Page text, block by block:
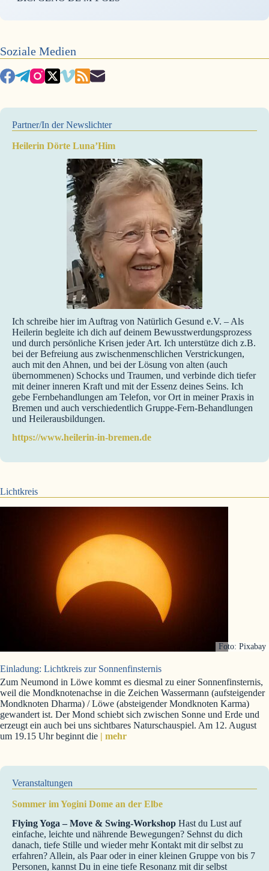
Soziale Medien
Partner/In der Newslichter
Heilerin Dörte Luna’Him
Ich schreibe hier im Auftrag von Natürlich Gesund e.V. – Als
Heilerin begleite ich dich auf deinem Bewusstwerdungsprozess
und durch persönliche Krisen jeder Art. Ich unterstütze dich z.B.
bei der Befreiung aus zwischenmenschlichen Verstrickungen,
auch mit den Ahnen, und bei der Lösung von alten (auch
übernommenen) Schocks und Traumen, und verbinde dich tiefer
mit deiner inneren Kraft und mit der Essenz deines Seins. Ich
gebe Fernbehandlungen am Telefon, vor Ort in meiner Praxis in
Bremen und auch verschiedentlich Gruppe-Fern-Behandlungen
und Heilerausbildungen.
https://www.heilerin-in-bremen.de
Lichtkreis
Foto: Pixabay
Einladung: Lichtkreis zur Sonnenfinsternis
Zum Neumond in Löwe kommt es diesmal zu einer Sonnenfinsternis,
weil die Mondknotenachse in die Zeichen Wassermann (aufsteigender
Mondknoten Dharma) / Löwe (absteigender Mondknoten Karma)
gewandert ist. Der Mond schiebt sich zwischen Sonne und Erde und
erzeugt ein auch bei uns sichtbares Naturschauspiel. Am 12. August
um 19.15 Uhr beginnt die | mehr
Veranstaltungen
Sommer im Yogini Dome an der Elbe
Flying Yoga – Move & Swing-Workshop Hast du Lust auf
einfache, leichte und nährende Bewegungen? Sehnst du dich
danach, tiefe Stille und wieder mehr Kontakt mit dir selbst zu
erfahren? Allein, als Paar oder in einer kleinen Gruppe von bis 7
Personen, kannst Du in eine tiefe Resonanz mit dir selbst